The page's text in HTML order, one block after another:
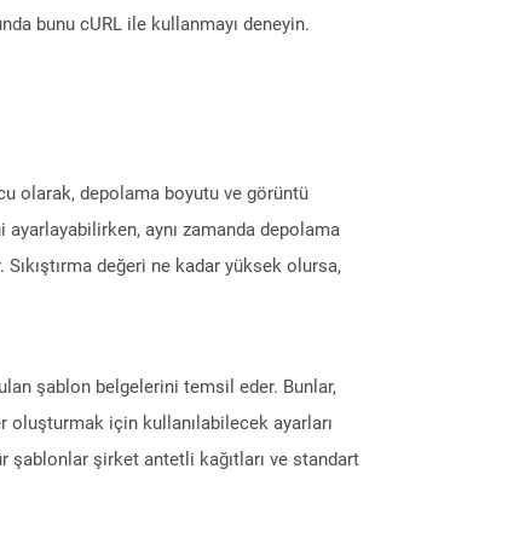
bunu cURL ile kullanmayı deneyin.
olarak, depolama boyutu ve görüntü
aynı zamanda depolama
değeri ne kadar yüksek olursa,
şablon belgelerini temsil eder. Bunlar,
oluşturmak için kullanılabilecek ayarları
şablonlar şirket antetli kağıtları ve standart